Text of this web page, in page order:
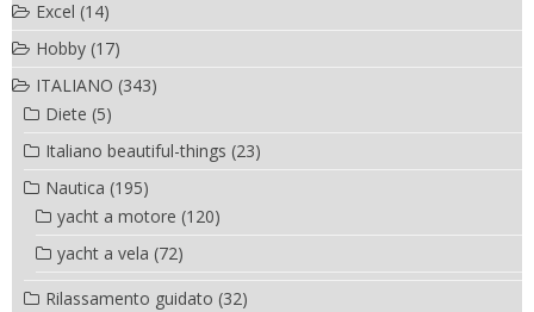
Excel (14)
Hobby (17)
ITALIANO (343)
Diete (5)
Italiano beautiful-things (23)
Nautica (195)
yacht a motore (120)
yacht a vela (72)
Rilassamento guidato (32)